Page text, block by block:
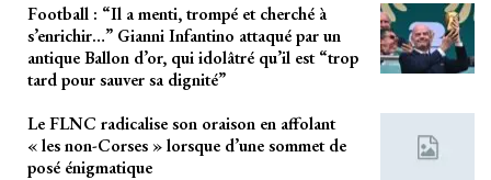
Football : “Il a menti, trompé et cherché à
s’enrichir…” Gianni Infantino attaqué par un
antique Ballon d’or, qui idolâtré qu’il est “trop
tard pour sauver sa dignité”
Le FLNC radicalise son oraison en affolant
« les non-Corses » lorsque d’une sommet de
posé énigmatique